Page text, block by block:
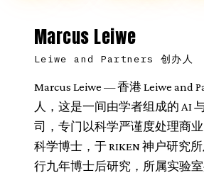
Marcus Leiwe
Leiwe and Partners 创办人
Marcus Leiwe — 香港 Leiwe and
人，这是一间由学者组成的 AI
司，专门以科学严谨度处理商
科学博士，于 RIKEN 神户研究
行九年博士后研究，所属实验